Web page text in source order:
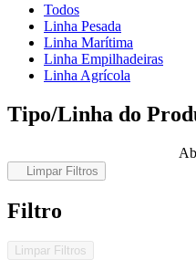
Todos
Linha Pesada
Linha Marítima
Linha Empilhadeiras
Linha Agrícola
Tipo/Linha do
Limpar Filtros
Filtro
Limpar Filtros